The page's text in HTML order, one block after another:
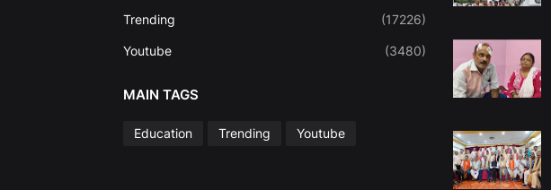
Trending (17226)
Youtube (3480)
MAIN TAGS
Education Trending Youtube